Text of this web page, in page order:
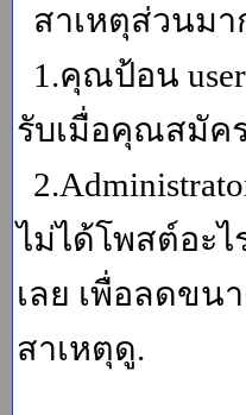
สาเหตุส่วนมา
1.คุณป้อน
รับเมื่อคุณสมัค
ไม่ได้โพสต์อะ
เลย เพื่อลดขน
สาเหตุดู.